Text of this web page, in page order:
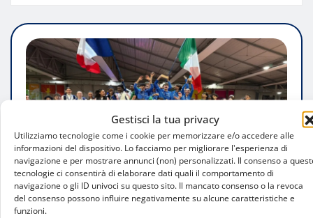
Gestisci la tua privacy
Utilizziamo tecnologie come i cookie per memorizzare e/o accedere alle
informazioni del dispositivo. Lo facciamo per migliorare l'esperienza di
navigazione e per mostrare annunci (non) personalizzati. Il consenso a
tecnologie ci consentirà di elaborare dati quali il comportamento di
navigazione o gli ID univoci su questo sito. Il mancato consenso o la revoca
del consenso possono influire negativamente su alcune caratteristiche e
funzioni.ATTUALITÀ